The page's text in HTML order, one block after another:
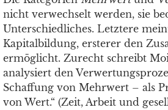
nicht verwechselt werden, sie
Unterschiedliches. Letztere
Kapitalbildung, ersterer den
ermöglicht. Zurecht schreibt
analysiert den
Schaffung von Mehrwert – als
von Wert.“ (Zeit, Arbeit und